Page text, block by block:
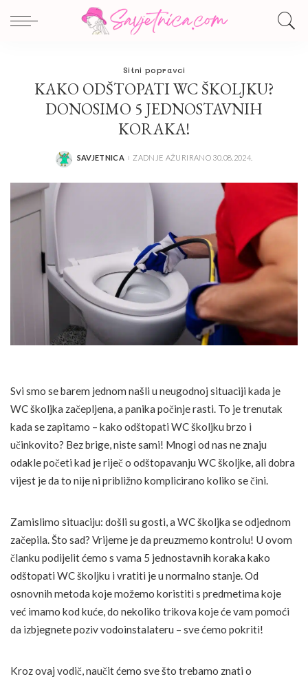
Sitni popravci
KAKO ODŠTOPATI WC ŠKOLJKU?
DONOSIMO 5 JEDNOSTAVNIH
KORAKA!
POSTED
SAVJETNICA ZADNJE AŽURIRANO 30.08.2024.
Svi smo se barem jednom našli u neugodnoj situaciji kada je
WC školjka začepljena, a panika počinje rasti. To je trenutak
kada se zapitamo – kako odštopati WC školjku brzo i
učinkovito? Bez brige, niste sami! Mnogi od nas ne znaju
odakle početi kad je riječ o odštopavanju WC školjke, ali dobra
vijest je da to nije ni približno komplicirano koliko se čini.
Zamislimo situaciju: došli su gosti, a WC školjka se odjednom
začepila. Što sad? Vrijeme je da preuzmemo kontrolu! U ovom
članku podijelit ćemo s vama 5 jednostavnih koraka kako
odštopati WC školjku i vratiti je u normalno stanje. Od
osnovnih metoda koje možemo koristiti s predmetima koje
već imamo kod kuće, do nekoliko trikova koje će vam pomoći
da izbjegnete poziv vodoinstalateru – sve ćemo pokriti!
Kroz ovaj vodič, naučit ćemo sve što trebamo znati o